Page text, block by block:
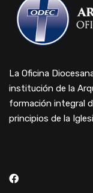
La Oficina
institución de la
formación integral
principios de la